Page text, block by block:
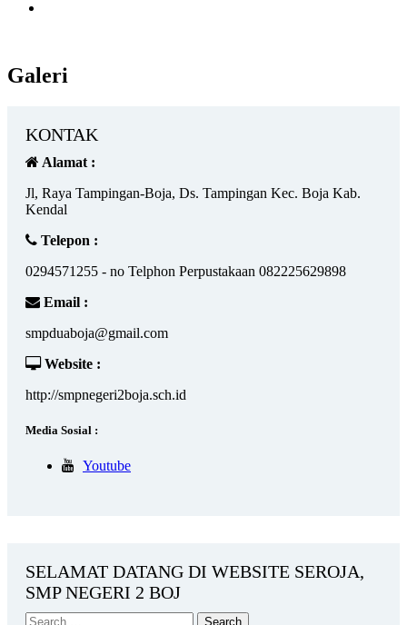
Galeri
KONTAK
Alamat :
Jl, Raya Tampingan-Boja, Ds. Tampingan Kec. Boja Kab.
Kendal
Telepon :
0294571255 - no Telphon Perpustakaan 082225629898
Email :
smpduaboja@gmail.com
Website :
http://smpnegeri2boja.sch.id
Media Sosial :
Youtube
SELAMAT DATANG DI WEBSITE SEROJA,
SMP NEGERI 2 BOJ